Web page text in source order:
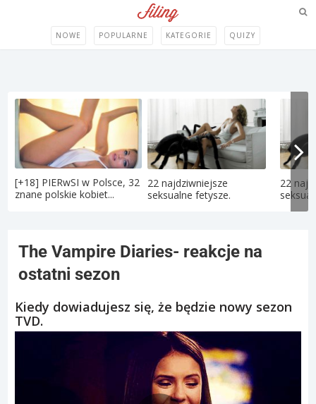
NOWE POPULARNE KATEGORIE QUIZY
[+18] PIERwSI w Polsce, 32
znane polskie kobiet...
22 najdziwniejsze
seksualne fetysze.
22
The Vampire Diaries- reakcje na
ostatni sezon
Kiedy dowiadujesz się, że będzie nowy sezon
TVD.